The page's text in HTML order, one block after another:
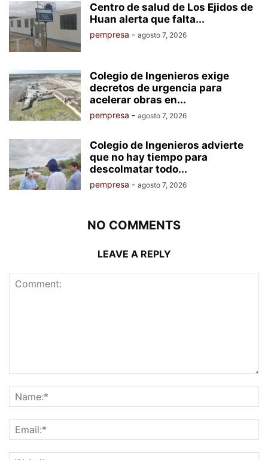
Centro de salud de Los Ejidos de
Huan alerta que falta...
pempresa - agosto 7, 2026
Colegio de Ingenieros exige
decretos de urgencia para
acelerar obras en...
pempresa - agosto 7, 2026
Colegio de Ingenieros advierte
que no hay tiempo para
descolmatar todo...
pempresa - agosto 7, 2026
NO COMMENTS
LEAVE A REPLY